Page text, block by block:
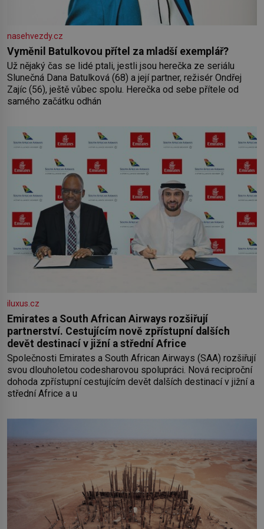
nasehvezdy.cz
Vyměnil Batulkovou přítel za mladší exemplář?
Už nějaký čas se lidé ptali, jestli jsou herečka ze seriálu
Slunečná Dana Batulková (68) a její partner, režisér Ondřej
Zajíc (56), ještě vůbec spolu. Herečka od sebe přítele od
samého začátku odhán
iluxus.cz
Emirates a South African Airways rozšiřují
partnerství. Cestujícím nově zpřístupní dalších
devět destinací v jižní a střední Africe
Společnosti Emirates a South African Airways (SAA) rozšiřují
svou dlouholetou codesharovou spolupráci. Nová reciproční
dohoda zpřístupní cestujícím devět dalších destinací v jižní a
střední Africe a u